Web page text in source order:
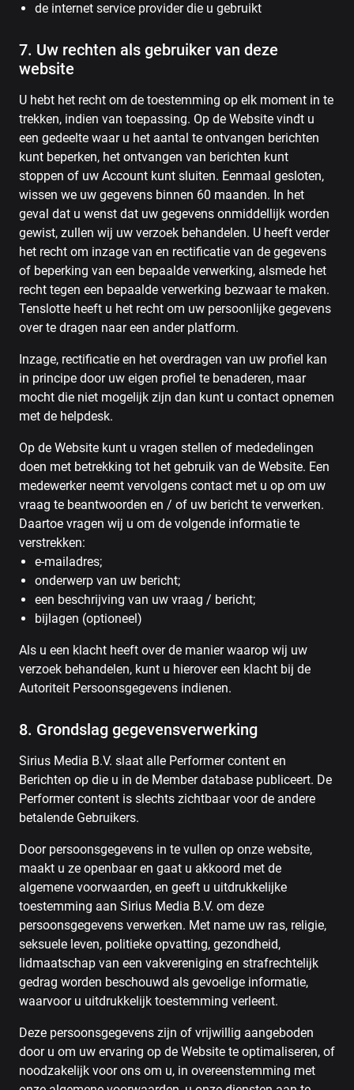
de internet service provider die u gebruikt
7. Uw rechten als gebruiker van deze
website
U hebt het recht om de toestemming op elk moment in te
trekken, indien van toepassing. Op de Website vindt u
een gedeelte waar u het aantal te ontvangen berichten
kunt beperken, het ontvangen van berichten kunt
stoppen of uw Account kunt sluiten. Eenmaal gesloten,
wissen we uw gegevens binnen 60 maanden. In het
geval dat u wenst dat uw gegevens onmiddellijk worden
gewist, zullen wij uw verzoek behandelen. U heeft verder
het recht om inzage van en rectificatie van de gegevens
of beperking van een bepaalde verwerking, alsmede het
recht tegen een bepaalde verwerking bezwaar te maken.
Tenslotte heeft u het recht om uw persoonlijke gegevens
over te dragen naar een ander platform.
Inzage, rectificatie en het overdragen van uw profiel kan
in principe door uw eigen profiel te benaderen, maar
mocht die niet mogelijk zijn dan kunt u contact opnemen
met de helpdesk.
Op de Website kunt u vragen stellen of mededelingen
doen met betrekking tot het gebruik van de Website. Een
medewerker neemt vervolgens contact met u op om uw
vraag te beantwoorden en / of uw bericht te verwerken.
Daartoe vragen wij u om de volgende informatie te
verstrekken:
e-mailadres;
onderwerp van uw bericht;
een beschrijving van uw vraag / bericht;
bijlagen (optioneel)
Als u een klacht heeft over de manier waarop wij uw
verzoek behandelen, kunt u hierover een klacht bij de
Autoriteit Persoonsgegevens indienen.
8. Grondslag gegevensverwerking
Sirius Media B.V. slaat alle Performer content en
Berichten op die u in de Member database publiceert. De
Performer content is slechts zichtbaar voor de andere
betalende Gebruikers.
Door persoonsgegevens in te vullen op onze website,
maakt u ze openbaar en gaat u akkoord met de
algemene voorwaarden, en geeft u uitdrukkelijke
toestemming aan Sirius Media B.V. om deze
persoonsgegevens verwerken. Met name uw ras, religie,
seksuele leven, politieke opvatting, gezondheid,
lidmaatschap van een vakvereniging en strafrechtelijk
gedrag worden beschouwd als gevoelige informatie,
waarvoor u uitdrukkelijk toestemming verleent.
Deze persoonsgegevens zijn of vrijwillig aangeboden
door u om uw ervaring op de Website te optimaliseren, of
noodzakelijk voor ons om u, in overeenstemming met